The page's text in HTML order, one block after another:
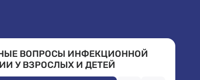
ВОПРОСЫ ИНФЕКЦИОННОЙ
У ВЗРОСЛЫХ И ДЕТЕЙ